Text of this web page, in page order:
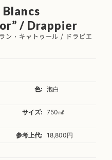
Blancs
/ Drappier
ン・キャトゥール / ドラピエ
色: 泡白
サイズ: 750㎖
参考上代:
18,800円